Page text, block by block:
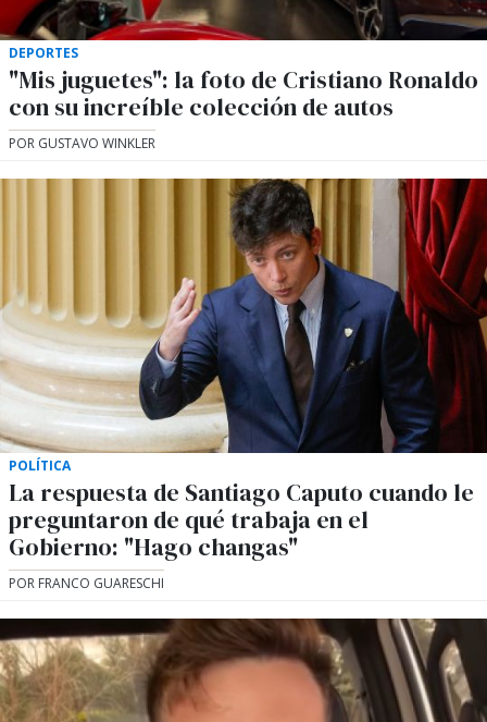
DEPORTES
"Mis juguetes": la foto de Cristiano Ronaldo
con su increíble colección de autos
POR GUSTAVO WINKLER
POLÍTICA
La respuesta de Santiago Caputo cuando le
preguntaron de qué trabaja en el
Gobierno: "Hago changas"
POR FRANCO GUARESCHI